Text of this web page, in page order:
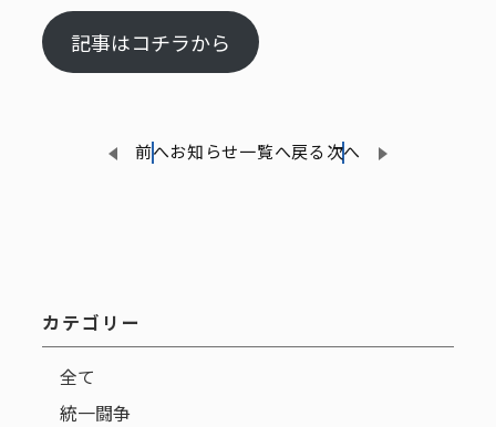
記事はコチラから
前へお知らせ一覧へ戻る次へ
カテゴリー
全て
統一闘争